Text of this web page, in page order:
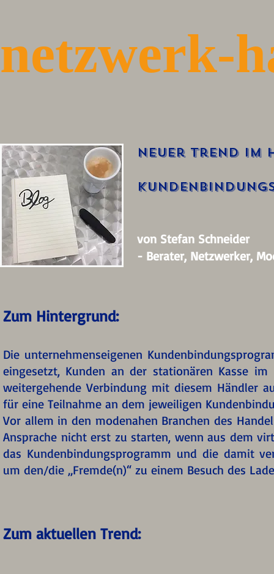
netzwerk-
Neuer Trend im
von Stefan Schneider
- Berater, Netzwerker,
Zum Hintergrund:
Die unternehmenseigenen
eingesetzt, Kunden an der stationären Kasse
weitergehende Verbindung mit diesem Händler
für eine Teilnahme an dem jeweiligen
Vor allem in den modenahen Branchen des
Ansprache nicht erst zu starten, wenn aus dem
das Kundenbindungsprogramm und die damit
um den/die „Fremde(n)“ zu einem Besuch des
Zum aktuellen Trend: